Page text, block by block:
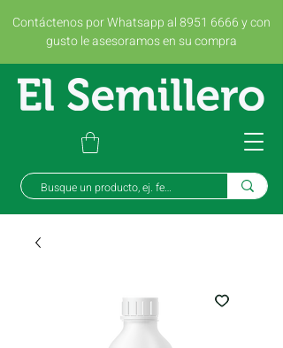
Contáctenos por Whatsapp al 8951 6666 y con
gusto le asesoramos en su compra